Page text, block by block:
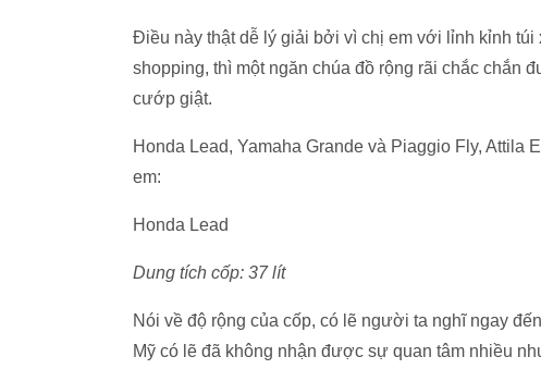
Điều này thật dễ lý giải bởi vì chị em với lỉnh kỉnh
shopping, thì một ngăn chúa đồ rộng rãi chắc chắn
cướp giật.
Honda Lead, Yamaha Grande và Piaggio Fly, Attila
em:
Honda Lead
Dung tích cốp: 37 lít
Nói về độ rộng của cốp, có lẽ người ta nghĩ ngay
Mỹ có lẽ đã không nhận được sự quan tâm nhiều